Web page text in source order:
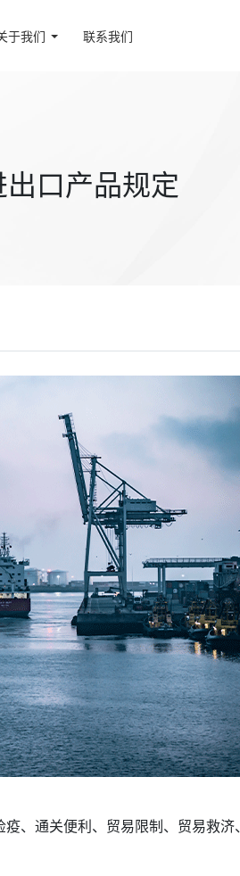
于我们 联系我们
口产品规定
、通关便利、贸易限制、贸易救济、